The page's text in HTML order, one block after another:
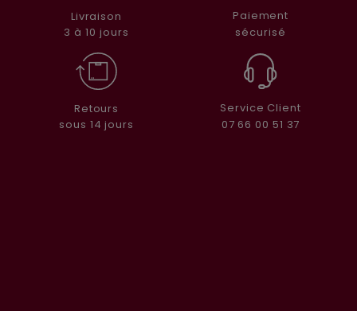
Livraison
3 à 10 jours
Paiement
sécurisé
Retours
sous 14 jours
Service Client
07 66 00 51 37